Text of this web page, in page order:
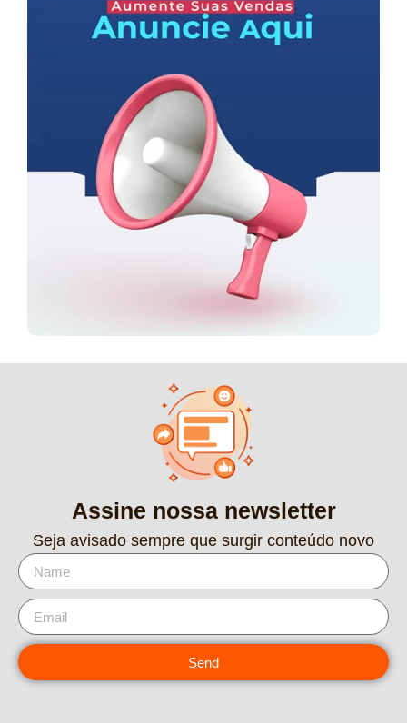
Assine nossa newsletter
Seja avisado sempre que surgir conteúdo novo
Send